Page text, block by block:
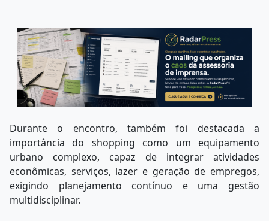
Durante o encontro, também foi destacada a
importância do shopping como um equipamento
urbano complexo, capaz de integrar atividades
econômicas, serviços, lazer e geração de empregos,
exigindo planejamento contínuo e uma gestão
multidisciplinar.